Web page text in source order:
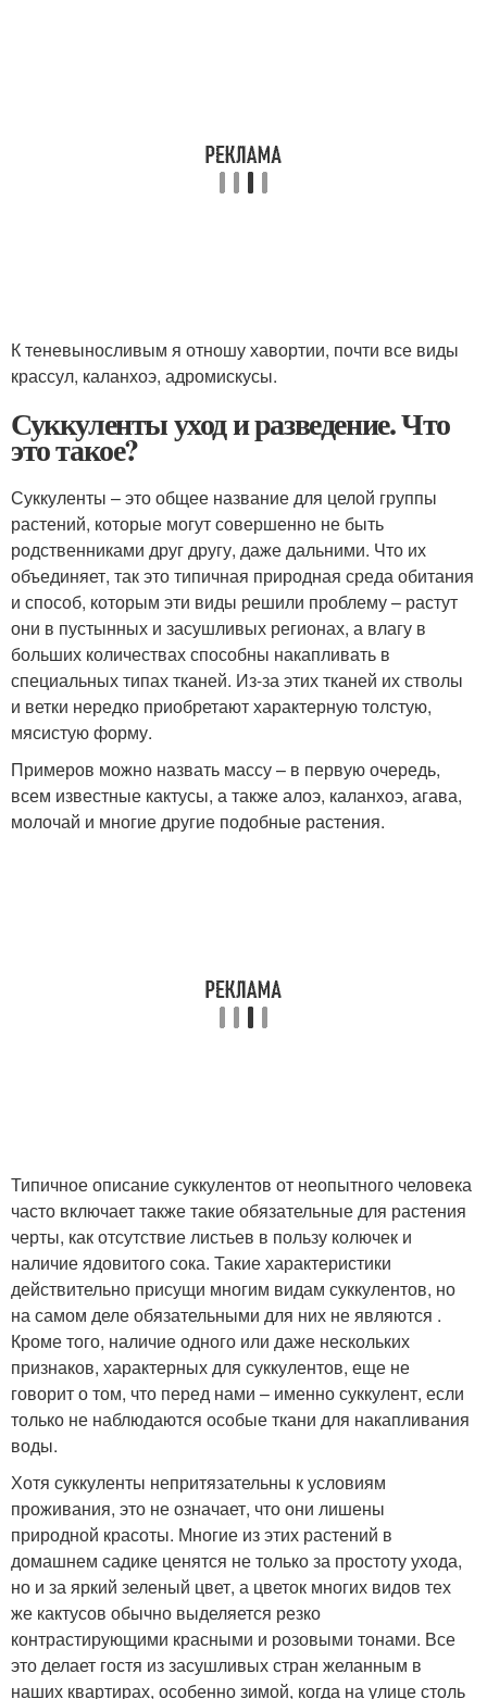
К теневыносливым я отношу хавортии, почти все виды
крассул, каланхоэ, адромискусы.
Суккуленты уход и разведение. Что
это такое?
Суккуленты – это общее название для целой группы
растений, которые могут совершенно не быть
родственниками друг другу, даже дальними. Что их
объединяет, так это типичная природная среда обитания
и способ, которым эти виды решили проблему – растут
они в пустынных и засушливых регионах, а влагу в
больших количествах способны накапливать в
специальных типах тканей. Из-за этих тканей их стволы
и ветки нередко приобретают характерную толстую,
мясистую форму.
Примеров можно назвать массу – в первую очередь,
всем известные кактусы, а также алоэ, каланхоэ, агава,
молочай и многие другие подобные растения.
Типичное описание суккулентов от неопытного человека
часто включает также такие обязательные для растения
черты, как отсутствие листьев в пользу колючек и
наличие ядовитого сока. Такие характеристики
действительно присущи многим видам суккулентов, но
на самом деле обязательными для них не являются .
Кроме того, наличие одного или даже нескольких
признаков, характерных для суккулентов, еще не
говорит о том, что перед нами – именно суккулент, если
только не наблюдаются особые ткани для накапливания
воды.
Хотя суккуленты непритязательны к условиям
проживания, это не означает, что они лишены
природной красоты. Многие из этих растений в
домашнем садике ценятся не только за простоту ухода,
но и за яркий зеленый цвет, а цветок многих видов тех
же кактусов обычно выделяется резко
контрастирующими красными и розовыми тонами. Все
это делает гостя из засушливых стран желанным в
наших квартирах, особенно зимой, когда на улице столь